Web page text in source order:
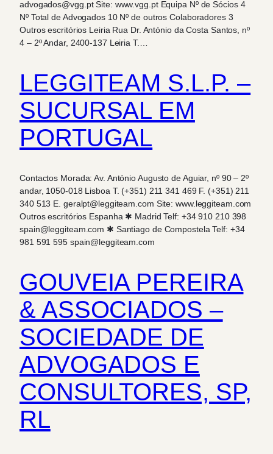
advogados@vgg.pt Site: www.vgg.pt Equipa Nº de Sócios 4
Nº Total de Advogados 10 Nº de outros Colaboradores 3
Outros escritórios Leiria Rua Dr. António da Costa Santos, nº
4 – 2º Andar, 2400-137 Leiria T.…
LEGGITEAM S.L.P. –
SUCURSAL EM
PORTUGAL
Contactos Morada: Av. António Augusto de Aguiar, nº 90 – 2º
andar, 1050-018 Lisboa T. (+351) 211 341 469 F. (+351) 211
340 513 E. geralpt@leggiteam.com Site: www.leggiteam.com
Outros escritórios Espanha ✱ Madrid Telf: +34 910 210 398
spain@leggiteam.com ✱ Santiago de Compostela Telf: +34
981 591 595 spain@leggiteam.com
GOUVEIA PEREIRA
& ASSOCIADOS –
SOCIEDADE DE
ADVOGADOS E
CONSULTORES, SP,
RL